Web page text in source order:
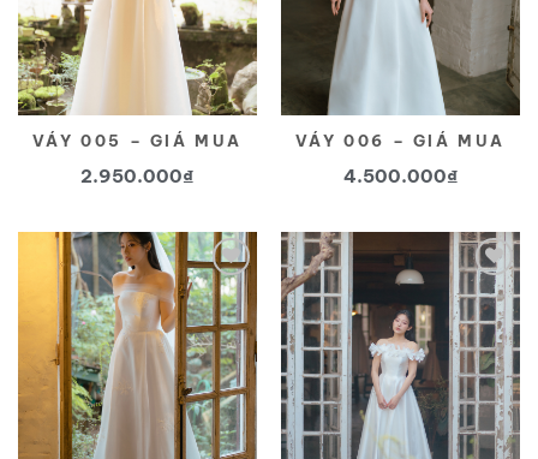
VÁY 005 – GIÁ MUA
2.950.000₫
VÁY 006 – GIÁ MUA
4.500.000₫
Yêu
thích
Yêu
thích